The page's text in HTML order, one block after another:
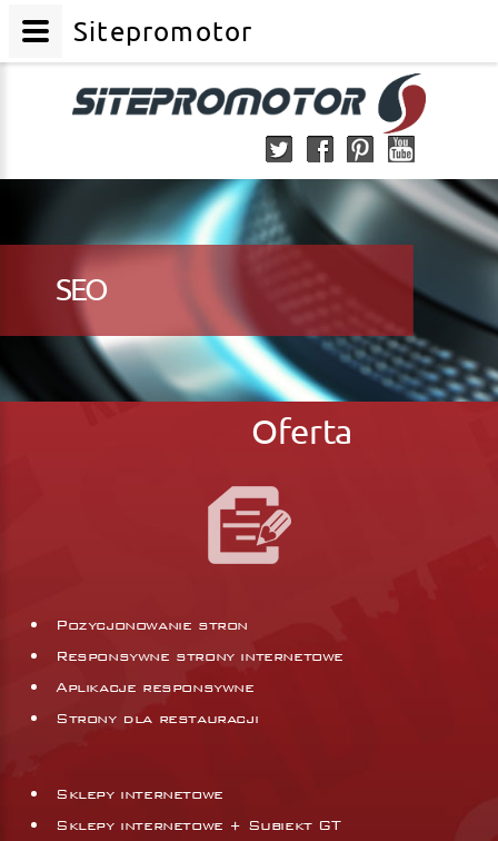
SEO
Oferta
Pozycjonowanie stron
Responsywne strony internetowe
Aplikacje responsywne
Strony dla restauracji
Sklepy internetowe
Sklepy internetowe + Subiekt GT
Sitepromotor